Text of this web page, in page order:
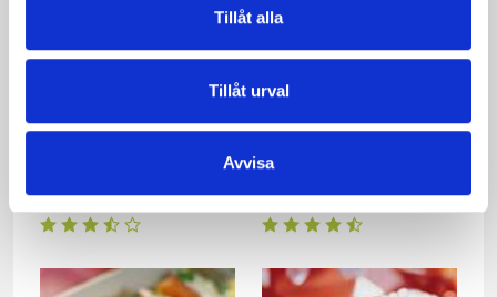
Tillåt alla
Tillåt urval
AvvisaMumsiga små